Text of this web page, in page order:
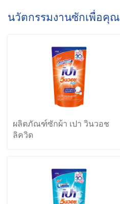
นวัตกรรมงานซักเพื่อคุณ
ผลิตภัณฑ์ซักผ้า เปา วินวอช
ลิควิด